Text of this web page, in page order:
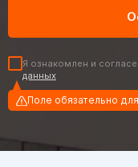
Я ознакомлен и
данных
Поле обязательно